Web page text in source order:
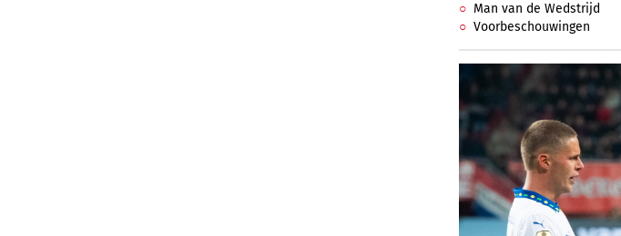
Man van de Wedstrijd
Voorbeschouwingen